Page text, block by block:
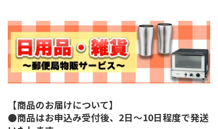
【商品のお届けについて】
●商品はお申込み受付後、2日～10日程度で発送